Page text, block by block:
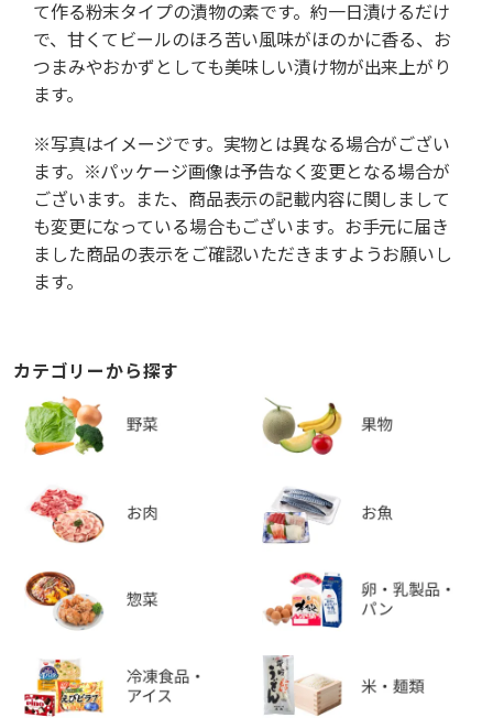
て作る粉末タイプの漬物の素です。約一日漬けるだけ
で、甘くてビールのほろ苦い風味がほのかに香る、お
つまみやおかずとしても美味しい漬け物が出来上がり
ます。
※写真はイメージです。実物とは異なる場合がござい
ます。※パッケージ画像は予告なく変更となる場合が
ございます。また、商品表示の記載内容に関しまして
も変更になっている場合もございます。お手元に届き
ました商品の表示をご確認いただきますようお願いし
ます。
カテゴリーから探す